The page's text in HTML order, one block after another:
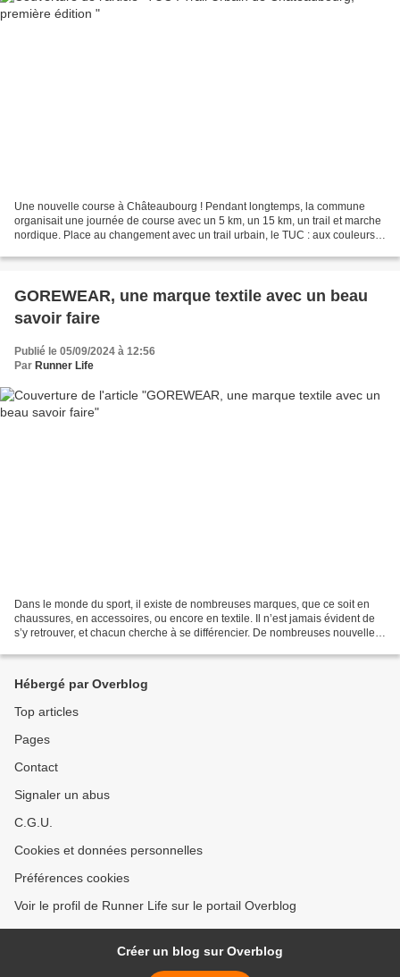
Une nouvelle course à Châteaubourg ! Pendant longtemps, la commune
organisait une journée de course avec un 5 km, un 15 km, un trail et marche
nordique. Place au changement avec un trail urbain, le TUC : aux couleurs
GOREWEAR, une marque textile avec un beau
savoir faire
Publié le 05/09/2024 à 12:56
Par Runner Life
Dans le monde du sport, il existe de nombreuses marques, que ce soit en
chaussures, en accessoires, ou encore en textile. Il n’est jamais évident de
s’y retrouver, et chacun cherche à se différencier. De nombreuses nouvelles
Hébergé par Overblog
Top articles
Pages
Contact
Signaler un abus
C.G.U.
Cookies et données personnelles
Préférences cookies
Voir le profil de Runner Life sur le portail Overblog
Créer un blog sur Overblog